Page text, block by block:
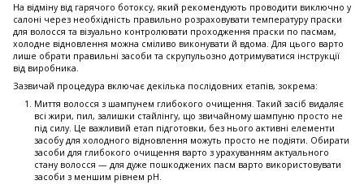
На відміну від гарячого ботоксу, який рекомендують проводити виключно у
салоні через необхідність правильно розраховувати температуру праски
для волосся та візуально контролювати проходження праски по пасмам,
холодне відновлення можна сміливо виконувати й вдома. Для цього варто
лише обрати правильні засоби та скрупульозно дотримуватися інструкції
від виробника.
Зазвичай процедура включає декілька послідовних етапів, зокрема:
Миття волосся з шампунем глибокого очищення. Такий засіб видаляє
всі жири, пил, залишки стайлінгу, що звичайному шампуню просто не
під силу. Це важливий етап підготовки, без нього активні елементи
засобу для холодного відновлення можуть просто не подіяти. Обирати
засоби для глибокого очищення варто з урахуванням актуального
стану волосся — для дуже пошкоджених пасм варто використовувати
засоби з меншим рівнем рН.